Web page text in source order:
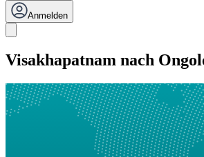
Anmelden
Visakhapatnam nach